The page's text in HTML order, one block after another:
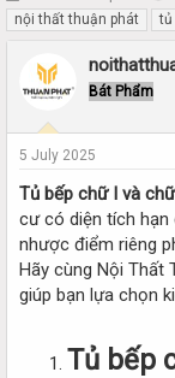
h
r
d
a
r
e
r
t
r
nội thất thuận phát
tủ
Bát Phẩm
5 July 2025
Tủ bếp chữ I và
cư có diện tích hạn
nhược điểm riêng
Hãy cùng Nội Thất
giúp bạn lựa chọn
Tủ bếp